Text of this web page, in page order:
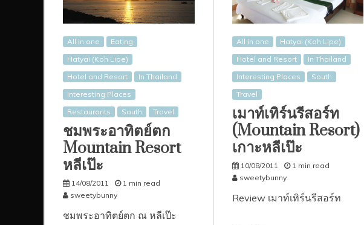
All in one
Eating
Hatyai (Koh Lipe)
Hotel and Resort
In Thailand
Interesting Places
Restaurants
South Travel
ชมพระอาทิตย์ตก
Mountain Resort
หลีเป๊ะ
14/08/2011
1 min read
sweetybunny
ชมพระอาทิตย์ตก ณ หลีเป๊ะ
All in one
Hatyai (Koh Lipe)
Hotel and Resort
In Thailand
Interesting Places
South
Travel
เมาท์เทิร์นรีสอร์ท
(Mountain Resort)
เกาะหลีเป๊ะ
10/08/2011
1 min read
sweetybunny
Review เมาท์เทิร์นรีสอร์ท